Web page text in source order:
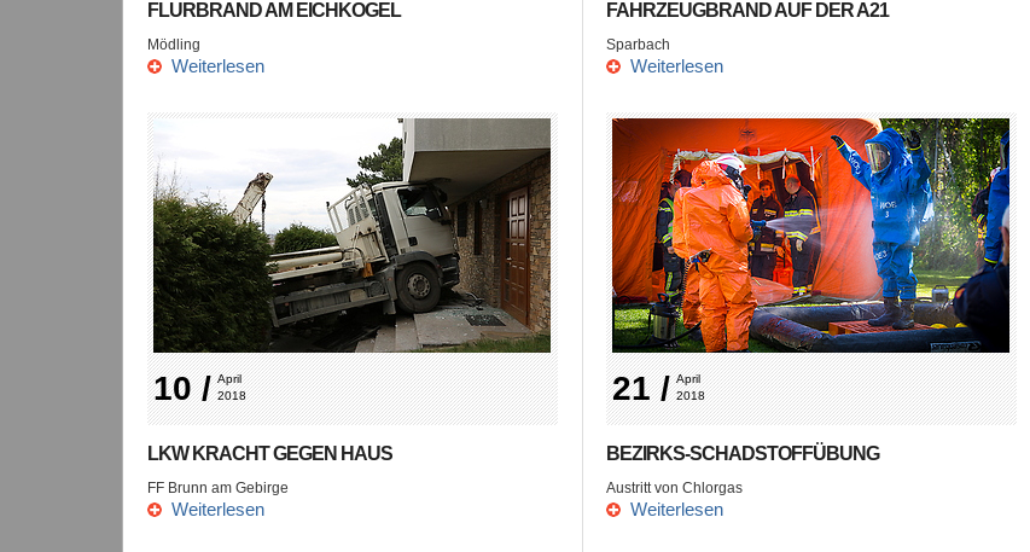
FLURBRAND AM EICHKOGEL
Mödling
Weiterlesen
10 / April
2018
LKW KRACHT GEGEN HAUS
FF Brunn am Gebirge
Weiterlesen
FAHRZEUGBRAND AUF DER A21
Sparbach
Weiterlesen
21 / April
2018
BEZIRKS-SCHADSTOFFÜBUNG
Austritt von Chlorgas
Weiterlesen